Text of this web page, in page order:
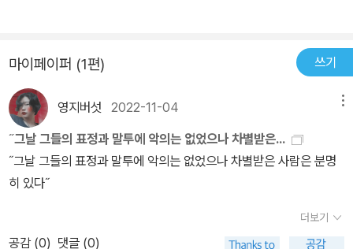
분에서였다. 화장실에 가는 거나 식당에 가는 것, 대중교통을 이용하
는 데 어려움을 겪는 장애인들의 현실을 어느 정도 추체험 할 수 있는
지점이었다.˝불편함과 소외, 부당함의 원인은 결코 장애 그 자체에 있
는 것이 아니라 사람이 처한 환경에 있다˝는 저자의 말에 공감한다.
학생들도 충분히 볼 수 있는 책이니, 장애와 관련한 주제를 다룰 때 여
러 모임에서 읽고 이야기 하기에도 좋은 책같다.
마이페이퍼 (1편) 쓰기
영지버섯 2022-11-04
˝그날 그들의 표정과 말투에 악의는 없었으나 차별받은...
˝그날 그들의 표정과 말투에 악의는 없었으나 차별받은 사람은 분명
히 있다˝
더보기
공감 (0) 댓글 (0)